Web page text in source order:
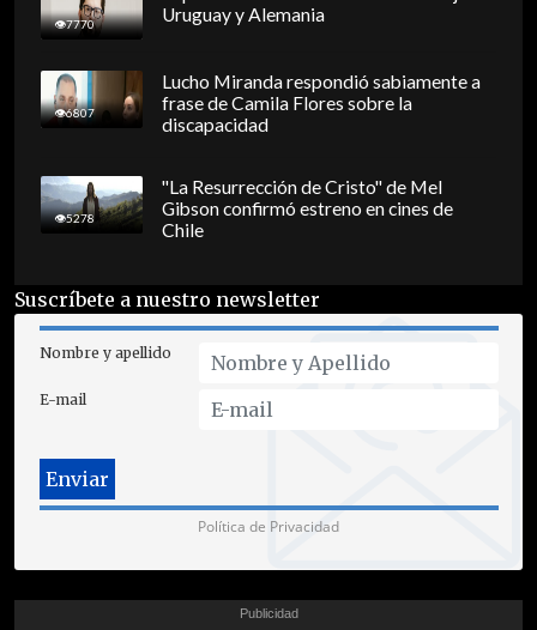
7770
Uruguay y Alemania
6807
Lucho Miranda respondió sabiamente a
frase de Camila Flores sobre la
discapacidad
5278
"La Resurrección de Cristo" de Mel
Gibson confirmó estreno en cines de
Chile
Suscríbete a nuestro newsletter
Nombre y apellido
E-mail
Política de Privacidad